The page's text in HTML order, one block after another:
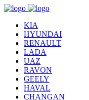
KIA
HYUNDAI
RENAULT
LADA
UAZ
RAVON
GEELY
HAVAL
CHANGAN